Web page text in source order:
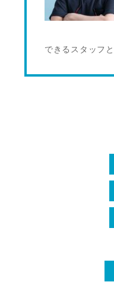
できるスタッフ